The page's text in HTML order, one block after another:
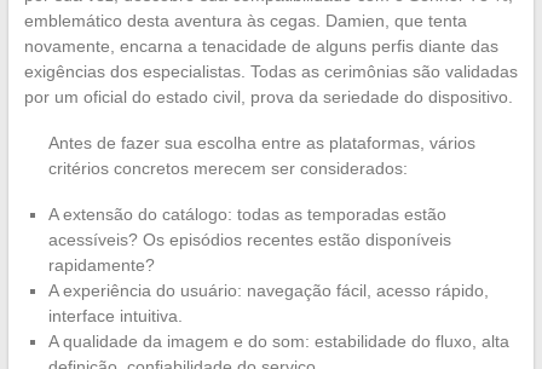
emblemático desta aventura às cegas. Damien, que tenta
novamente, encarna a tenacidade de alguns perfis diante das
exigências dos especialistas. Todas as cerimônias são validadas
por um oficial do estado civil, prova da seriedade do dispositivo.
Antes de fazer sua escolha entre as plataformas, vários
critérios concretos merecem ser considerados:
A extensão do catálogo: todas as temporadas estão
acessíveis? Os episódios recentes estão disponíveis
rapidamente?
A experiência do usuário: navegação fácil, acesso rápido,
interface intuitiva.
A qualidade da imagem e do som: estabilidade do fluxo, alta